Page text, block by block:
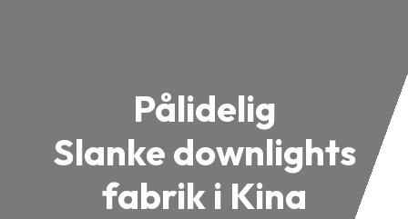
Pålidelig
Slanke downlights
fabrik i Kina